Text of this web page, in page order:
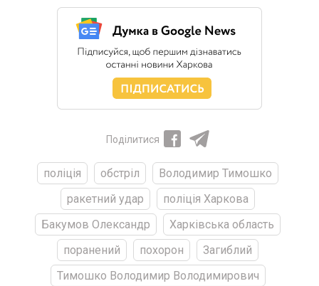
Поділитися
поліція обстріл
Володимир Тимошко
ракетний удар
поліція Харкова
Бакумов Олександр
Харківська область
поранений
похорон
Загиблий
Тимошко Володимир Володимирович